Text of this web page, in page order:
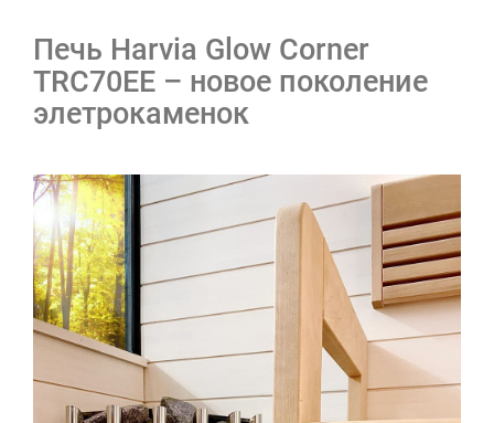
Печь Harvia Glow Corner
TRC70EE – новое поколение
элетрокаменок